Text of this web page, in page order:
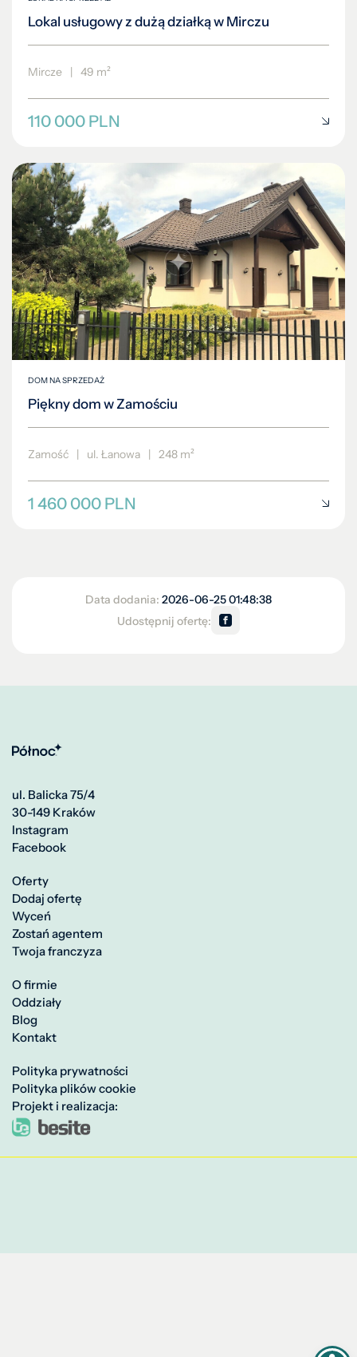
Lokal usługowy z dużą działką w Mirczu
Mircze | 49 m²
110 000 PLN
DOM NA SPRZEDAŻ
Piękny dom w Zamościu
Zamość | ul. Łanowa | 248 m²
1 460 000 PLN
Data dodania: 2026-06-25 01:48:38
Udostępnij ofertę:
ul. Balicka 75/4
30-149 Kraków
Instagram
Facebook
Oferty
Dodaj ofertę
Wyceń
Zostań agentem
Twoja franczyza
O firmie
Oddziały
Blog
Kontakt
Polityka prywatności
Polityka plików cookie
Projekt i realizacja: